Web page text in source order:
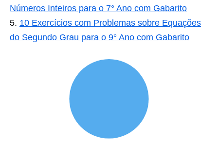
Números Inteiros para o 7° Ano com Gabarito
10 Exercícios com Problemas sobre Equações
do Segundo Grau para o 9° Ano com Gabarito